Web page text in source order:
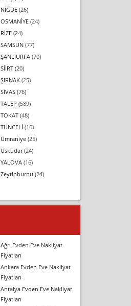
NİĞDE(26)
OSMANİYE(24)
RİZE(24)
SAMSUN(77)
ŞANLIURFA(70)
SİİRT(20)
ŞIRNAK(25)
SİVAS(76)
TALEP (589)
TOKAT(48)
TUNCELİ (16)
Ümraniye(25)
Üsküdar(24)
YALOVA(16)
Zeytinburnu (24)
Ağrı Evden Eve Nakliyat
Fiyatları
Ankara Evden Eve Nakliyat
Fiyatları
Antalya Evden Eve Nakliyat
Fiyatları